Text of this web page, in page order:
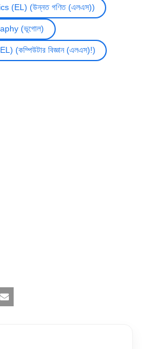
Advance Mathematics (EL) (উন্নত গণিত (এলএস))
(ভূগোল)
(কম্পিউটার বিজ্ঞান (এলএস)!)